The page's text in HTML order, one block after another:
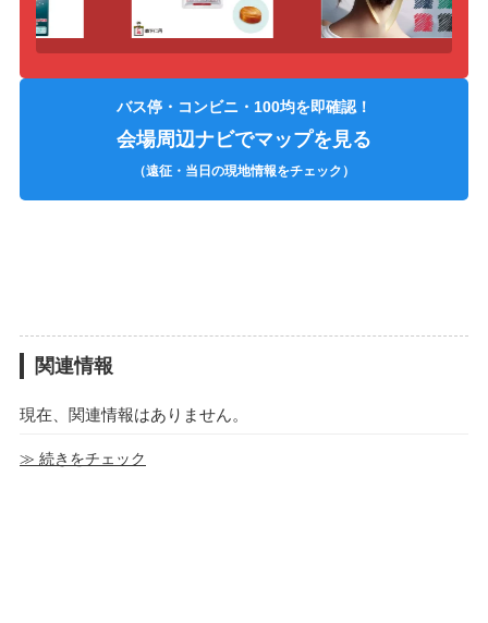
バス停・コンビニ・100均を即確認！
会場周辺ナビでマップを見る
（遠征・当日の現地情報をチェック）
関連情報
現在、関連情報はありません。
≫ 続きをチェック